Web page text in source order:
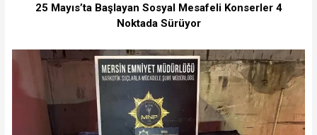
25 Mayıs’ta Başlayan Sosyal Mesafeli Konserler 4
Noktada Sürüyor